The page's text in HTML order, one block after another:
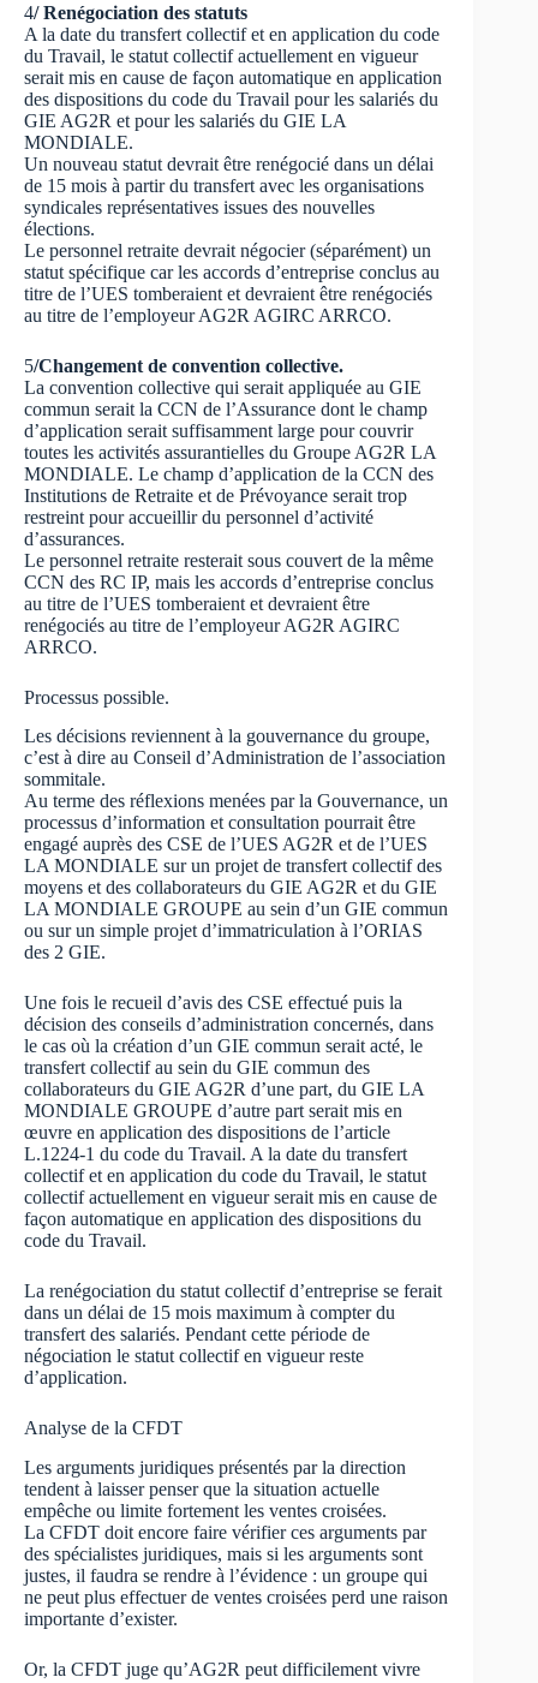
4/ Renégociation des statuts
A la date du transfert collectif et en application du code
du Travail, le statut collectif actuellement en vigueur
serait mis en cause de façon automatique en application
des dispositions du code du Travail pour les salariés du
GIE AG2R et pour les salariés du GIE LA
MONDIALE.
Un nouveau statut devrait être renégocié dans un délai
de 15 mois à partir du transfert avec les organisations
syndicales représentatives issues des nouvelles
élections.
Le personnel retraite devrait négocier (séparément) un
statut spécifique car les accords d’entreprise conclus au
titre de l’UES tomberaient et devraient être renégociés
au titre de l’employeur AG2R AGIRC ARRCO.
5/Changement de convention collective.
La convention collective qui serait appliquée au GIE
commun serait la CCN de l’Assurance dont le champ
d’application serait suffisamment large pour couvrir
toutes les activités assurantielles du Groupe AG2R LA
MONDIALE. Le champ d’application de la CCN des
Institutions de Retraite et de Prévoyance serait trop
restreint pour accueillir du personnel d’activité
d’assurances.
Le personnel retraite resterait sous couvert de la même
CCN des RC IP, mais les accords d’entreprise conclus
au titre de l’UES tomberaient et devraient être
renégociés au titre de l’employeur AG2R AGIRC
ARRCO.
Processus possible.
Les décisions reviennent à la gouvernance du groupe,
c’est à dire au Conseil d’Administration de l’association
sommitale.
Au terme des réflexions menées par la Gouvernance, un
processus d’information et consultation pourrait être
engagé auprès des CSE de l’UES AG2R et de l’UES
LA MONDIALE sur un projet de transfert collectif des
moyens et des collaborateurs du GIE AG2R et du GIE
LA MONDIALE GROUPE au sein d’un GIE commun
ou sur un simple projet d’immatriculation à l’ORIAS
des 2 GIE.
Une fois le recueil d’avis des CSE effectué puis la
décision des conseils d’administration concernés, dans
le cas où la création d’un GIE commun serait acté, le
transfert collectif au sein du GIE commun des
collaborateurs du GIE AG2R d’une part, du GIE LA
MONDIALE GROUPE d’autre part serait mis en
œuvre en application des dispositions de l’article
L.1224-1 du code du Travail. A la date du transfert
collectif et en application du code du Travail, le statut
collectif actuellement en vigueur serait mis en cause de
façon automatique en application des dispositions du
code du Travail.
La renégociation du statut collectif d’entreprise se ferait
dans un délai de 15 mois maximum à compter du
transfert des salariés. Pendant cette période de
négociation le statut collectif en vigueur reste
d’application.
Analyse de la CFDT
Les arguments juridiques présentés par la direction
tendent à laisser penser que la situation actuelle
empêche ou limite fortement les ventes croisées.
La CFDT doit encore faire vérifier ces arguments par
des spécialistes juridiques, mais si les arguments sont
justes, il faudra se rendre à l’évidence : un groupe qui
ne peut plus effectuer de ventes croisées perd une raison
importante d’exister.
Or, la CFDT juge qu’AG2R peut difficilement vivre